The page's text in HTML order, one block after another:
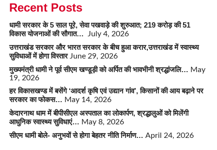
Recent Posts
धामी सरकार के 5 साल पूरे, सेवा पखवाड़े की शुरुआत; 219 करोड़ की 51
विकास योजनाओं की सौगात…
July 4, 2026
उत्तराखंड सरकार और भारत सरकार के बीच हुआ करार,उत्तराखंड में स्वास्थ्य
सुविधाओं में होगा विस्तार June 29, 2026
मुख्यमंत्री धामी ने पूर्व सीएम खण्डूड़ी को अर्पित की भावभीनी श्रद्धांजलि… May
19, 2026
हर विकासखण्ड में बसेंगे ‘आदर्श कृषि एवं उद्यान गांव’, किसानों की आय बढ़ाने पर
सरकार का फोकस… May 14, 2026
केदारनाथ धाम में बीपीसीएल अस्पताल का लोकार्पण, श्रद्धालुओं को मिलेंगी
आधुनिक स्वास्थ्य सुविधाएं… May 8, 2026
सीएम धामी बोले- अनुभवों से होगा बेहतर नीति निर्माण… April 24, 2026